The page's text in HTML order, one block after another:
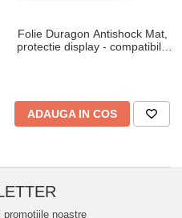
Folie Duragon Antishock Mat,
ADAUGA IN COS